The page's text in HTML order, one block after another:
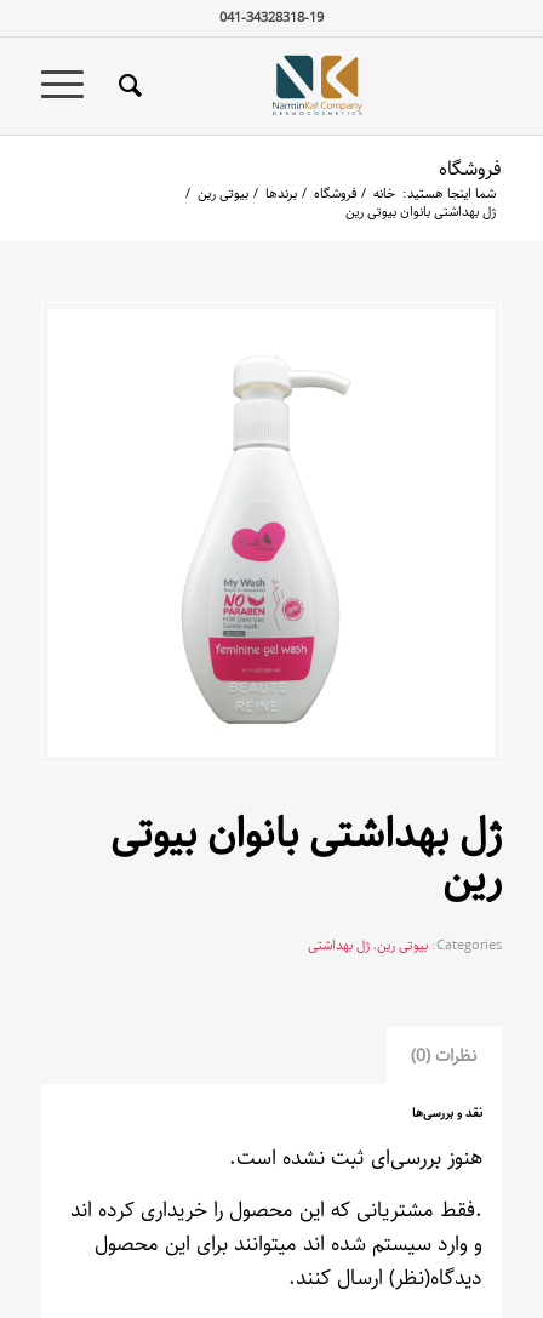
041-34328318-19
فروشگاه
شما اینجا هستید: خانه / فروشگاه / برندها / بیوتی رین /
ژل بهداشتی بانوان بیوتی رین
ژل بهداشتی بانوان بیوتی
رین
Categories: بیوتی رین,ژل بهداشتی
نظرات (0)
نقد و بررسی‌ها
هنوز بررسی‌ای ثبت نشده است.
.فقط مشتریانی که این محصول را خریداری کرده اند
و وارد سیستم شده اند میتوانند برای این محصول
دیدگاه(نظر) ارسال کنند.